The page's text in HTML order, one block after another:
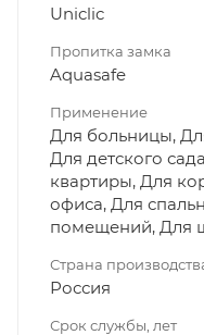
Uniclic
Пропитка замка
Aquasafe
Применение
Для больницы,
Для детского
квартиры, Для
офиса, Для
помещений, Для
Страна
Россия
Срок службы, лет